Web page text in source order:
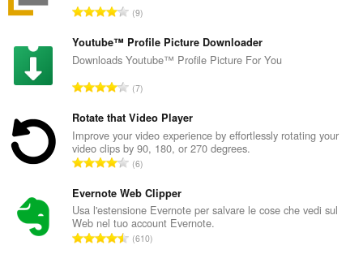
N
m
e
o
o
t
a
e
d
i
g
9
Youtube™ Profile Picture Downloader
Downloads Youtube™ Profile Picture For You
N
m
e
r
o
o
t
a
7
Rotate that Video Player
Improve your video experience by effortlessly rotating your
video clips by 90, 180, or 270 degrees.
N
m
e
r
o
6
Evernote Web Clipper
Usa l'estensione Evernote per salvare le cose che vedi sul
Web nel tuo account Evernote.
N610